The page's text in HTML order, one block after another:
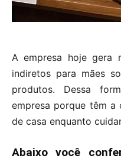
A empresa hoje gera
indiretos para mães
produtos. Dessa
empresa porque têm a
de casa enquanto
Abaixo você